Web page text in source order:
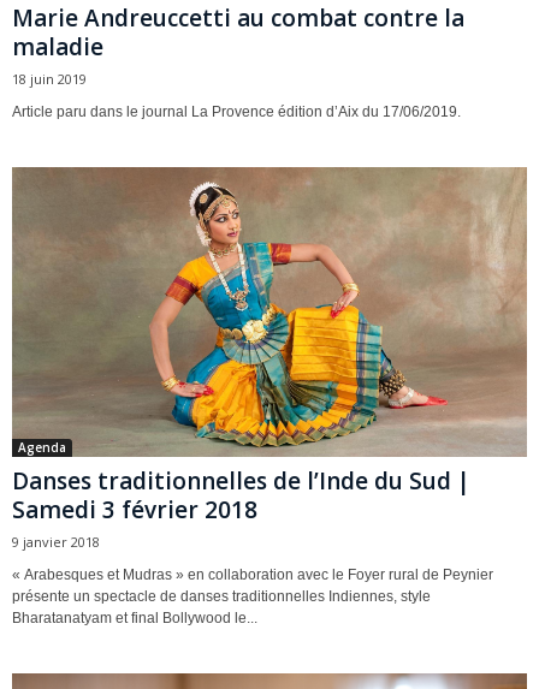
Marie Andreuccetti au combat contre la
maladie
18 juin 2019
Article paru dans le journal La Provence édition d’Aix du 17/06/2019.
Agenda
Danses traditionnelles de l’Inde du Sud |
Samedi 3 février 2018
9 janvier 2018
« Arabesques et Mudras » en collaboration avec le Foyer rural de Peynier
présente un spectacle de danses traditionnelles Indiennes, style
Bharatanatyam et final Bollywood le...